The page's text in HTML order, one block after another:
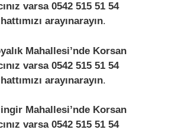
varsa 0542 515 51 54
arayınarayın.
Mahallesi’nde Korsan
varsa 0542 515 51 54
arayınarayın.
Mahallesi’nde Korsan
varsa 0542 515 51 54